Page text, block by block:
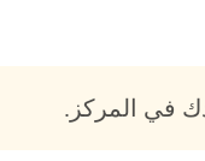
في المركز.